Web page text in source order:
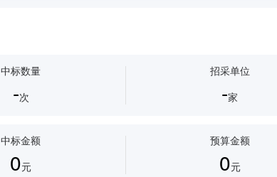
中标数量
-次
招采单位
-家
中标金额
0元
预算金额
0元